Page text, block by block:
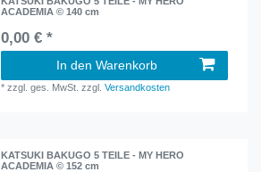
ACADEMIA © 140 cm
0,00 € *
In den Warenkorb
*zzgl. ges. MwSt. zzgl.Versandkosten
KATSUKI BAKUGO 5 TEILE - MY HERO
ACADEMIA © 152 cm